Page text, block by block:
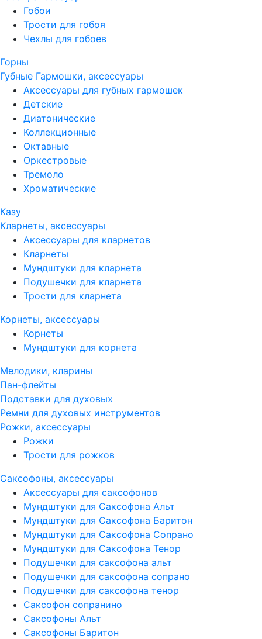
Гобои
Трости для гобоя
Чехлы для гобоев
Горны
Губные Гармошки, аксессуары
Аксессуары для губных гармошек
Детские
Диатонические
Коллекционные
Октавные
Оркестровые
Тремоло
Хроматические
Казу
Кларнеты, аксессуары
Аксессуары для кларнетов
Кларнеты
Мундштуки для кларнета
Подушечки для кларнета
Трости для кларнета
Корнеты, аксессуары
Корнеты
Мундштуки для корнета
Мелодики, кларины
Пан-флейты
Подставки для духовых
Ремни для духовых инструментов
Рожки, аксессуары
Рожки
Трости для рожков
Саксофоны, аксессуары
Аксессуары для саксофонов
Мундштуки для Саксофона Альт
Мундштуки для Саксофона Баритон
Мундштуки для Саксофона Сопрано
Мундштуки для Саксофона Тенор
Подушечки для саксофона альт
Подушечки для саксофона сопрано
Подушечки для саксофона тенор
Саксофон сопранино
Саксофоны Альт
Саксофоны Баритон